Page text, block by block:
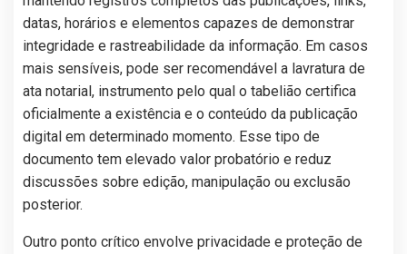
datas, horários e elementos capazes de demonstrar
integridade e rastreabilidade da informação. Em casos
mais sensíveis, pode ser recomendável a lavratura de
ata notarial, instrumento pelo qual o tabelião certifica
oficialmente a existência e o conteúdo da publicação
digital em determinado momento. Esse tipo de
documento tem elevado valor probatório e reduz
discussões sobre edição, manipulação ou exclusão
posterior.
Outro ponto crítico envolve privacidade e proteção de